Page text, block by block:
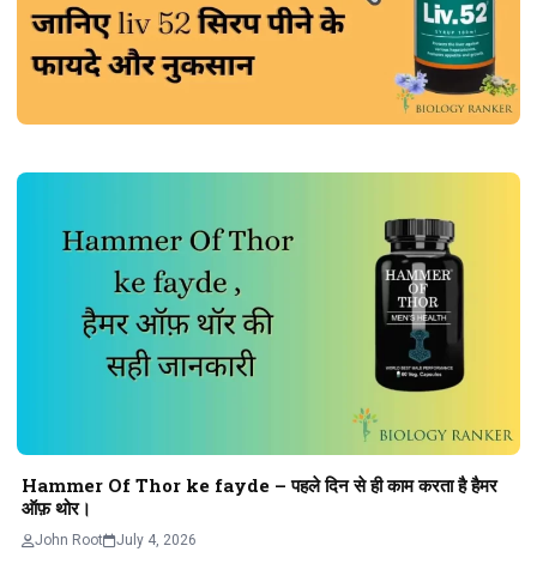
John Root July 4, 2026 1 min read
Hammer Of Thor ke fayde – पहले दिन से ही काम करता है हैमर
ऑफ़ थोर।
John Root July 4, 2026